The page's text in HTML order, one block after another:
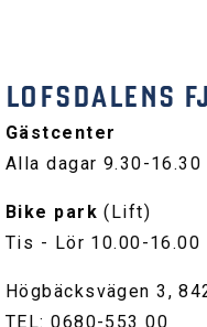
LOFSDALENS
Gästcenter
Alla dagar 9.30-16.30
Bike park (Lift)
Tis - Lör 10.00-16.00
Högbäcksvägen 3,
TEL: 0680-553 00